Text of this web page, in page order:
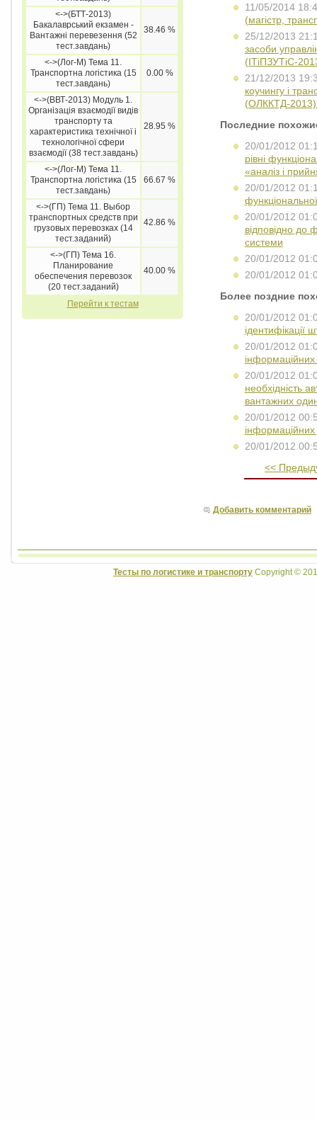
<->(БТТ-2013)
Бакалаврський екзамен -
Вантажні перевезення (52
тест.завдань)
38.46 %
<->(Лог-М) Тема 11.
Транспортна логістика (15
тест.завдань)
0.00 %
<->(ВВТ-2013) Модуль 1.
Організація взаємодії видів
транспорту та
характеристика технічної і
технологічної сфери
взаємодії (38 тест.завдань)
28.95 %
<->(Лог-М) Тема 11.
Транспортна логістика (15
тест.завдань)
66.67 %
<->(ГП) Тема 11. Выбор
транспортных средств при
грузовых перевозках (14
тест.заданий)
42.86 %
<->(ГП) Тема 16.
Планирование
обеспечения перевозок
(20 тест.заданий)
40.00 %
Перейти к тестам
11/05/2014
(магістр,
25/12/2013
засоби
(ІТіПЗУТіС-
21/12/2013
коучингу і
(ОЛККТД-
Последние
20/01/2012
рівні
«аналіз і
20/01/2012
20/01/2012
відповідно до
системи
20/01/2012
20/01/2012
Более поздние
20/01/2012
ідентифікації
20/01/2012
інформаційних
20/01/2012
необхідність
вантажних
20/01/2012
20/01/2012
<<
Добавить комментарий
Тесты по логистике и транспорту Copyright ©